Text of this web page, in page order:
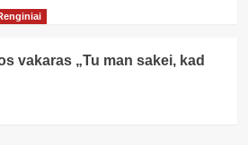
vakaras „Tu man sakei, kad